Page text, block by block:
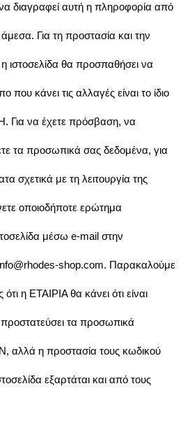
διαγραφεί αυτή η πληροφορία από
Για τη προστασία και την
θα προσπαθήσει να
που κάνει τις αλλαγές είναι το ίδιο
να έχετε πρόσβαση, να
τα προσωπικά σας δεδομένα, για
σχετικά με τη λειτουργία της
οποιοδήποτε ερώτημα
μέσω e-mail στην
info@rhodes-shop.com. Παρακαλούμε
η ΕΤΑΙΡΙΑ θα κάνει ότι είναι
τα προσωπικά
αλλά η προστασία τους κωδικού
εξαρτάται και από τους